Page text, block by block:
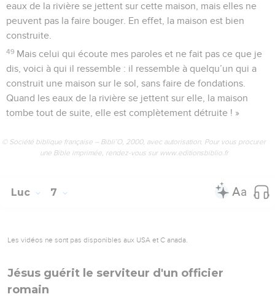
eaux de la rivière se jettent sur cette maison, mais elles ne
peuvent pas la faire bouger. En effet, la maison est bien
construite.
49 Mais celui qui écoute mes paroles et ne fait pas ce que je
dis, voici à qui il ressemble : il ressemble à quelqu’un qui a
construit une maison sur le sol, sans faire de fondations.
Quand les eaux de la rivière se jettent sur elle, la maison
tombe tout de suite, elle est complètement détruite ! »
© Société biblique française – Bibli’O, 2000, avec autorisation. Pour vous procurer
une Bible imprimée, rendez-vous sur www.editionsbiblio.fr
Luc 7
Les vidéos ne sont pas disponibles aux USA et C anada.
Jésus guérit le serviteur d'un officier
romain